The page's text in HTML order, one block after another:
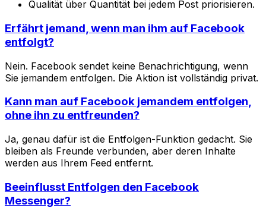
Qualität über Quantität bei jedem Post priorisieren.
Erfährt jemand, wenn man ihm auf Facebook
entfolgt?
Nein. Facebook sendet keine Benachrichtigung, wenn
Sie jemandem entfolgen. Die Aktion ist vollständig privat.
Kann man auf Facebook jemandem entfolgen,
ohne ihn zu entfreunden?
Ja, genau dafür ist die Entfolgen-Funktion gedacht. Sie
bleiben als Freunde verbunden, aber deren Inhalte
werden aus Ihrem Feed entfernt.
Beeinflusst Entfolgen den Facebook
Messenger?